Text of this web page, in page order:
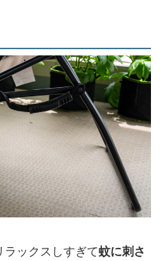
ラックスしすぎて蚊に刺さ